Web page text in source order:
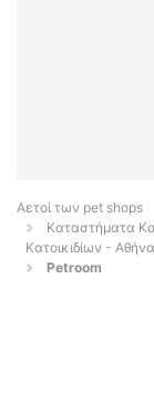
Αετοί των pet shops
Καταστήματα
Κατοικιδίων - Αθήνα
Petroom